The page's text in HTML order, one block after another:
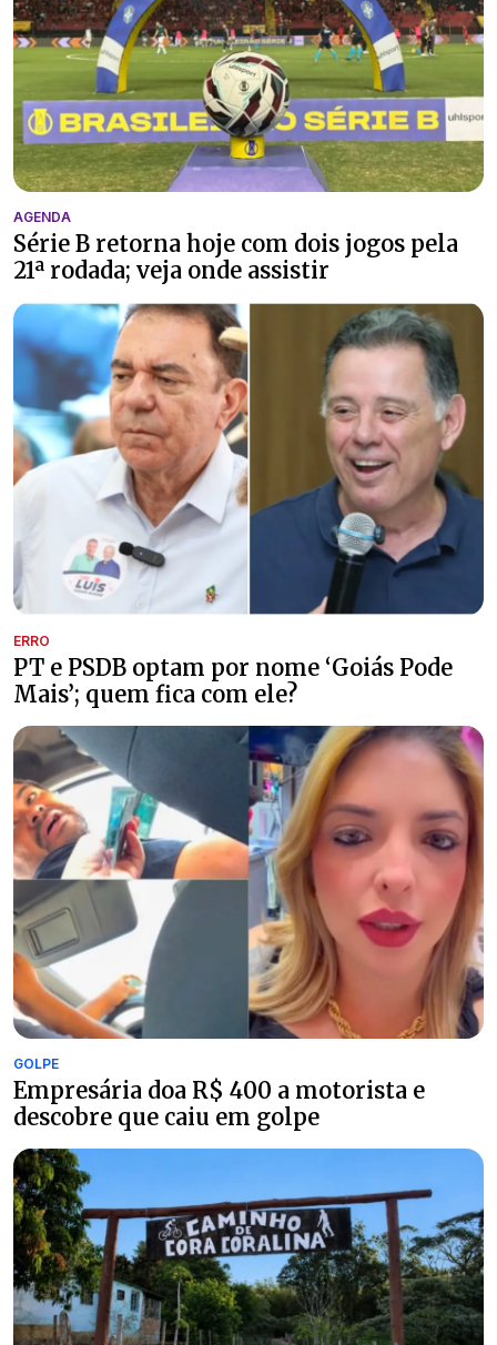
AGENDA
Série B retorna hoje com dois jogos pela
21ª rodada; veja onde assistir
ERRO
PT e PSDB optam por nome ‘Goiás Pode
Mais’; quem fica com ele?
GOLPE
Empresária doa R$ 400 a motorista e
descobre que caiu em golpe